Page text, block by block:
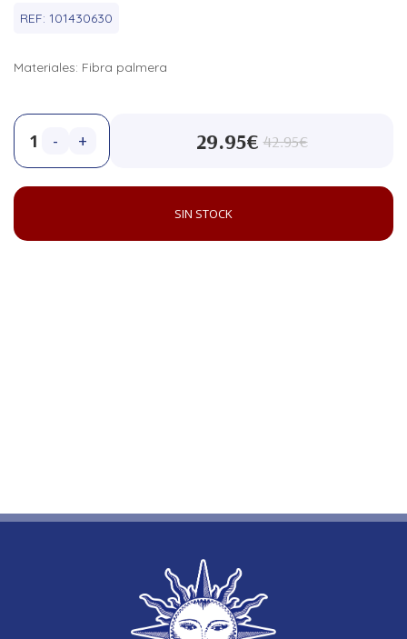
REF: 101430630
Materiales: Fibra palmera
- + 29.95€ 42.95€
SIN STOCK